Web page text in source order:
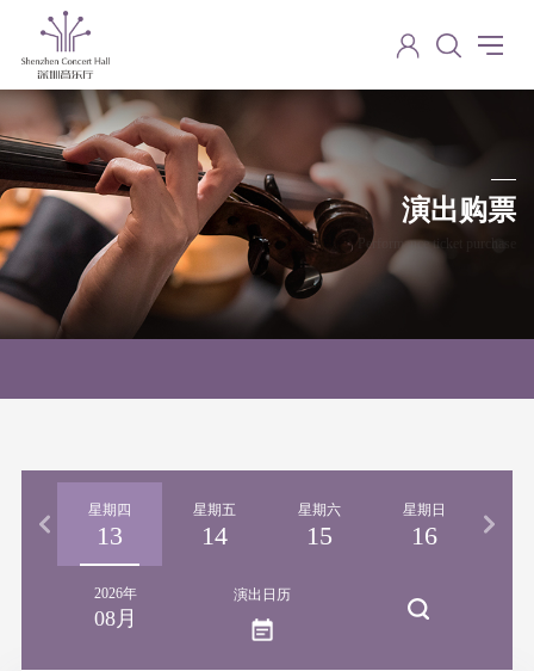
演出购票
Performance ticket purchase
星期四
13
星期五
14
星期六
15
星期日
16
2026年
08月
演出日历